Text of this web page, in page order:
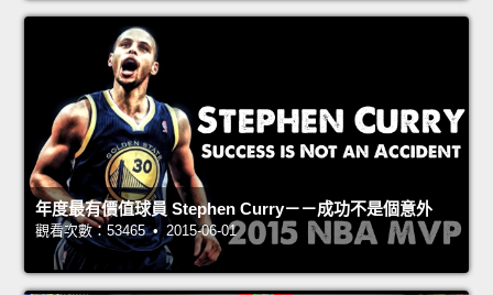
年度最有價值球員 Stephen Curry－－成功不是個意外
觀看次數：53465 • 2015-06-01